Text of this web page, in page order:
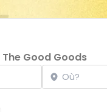
The Good Goods
Localisation